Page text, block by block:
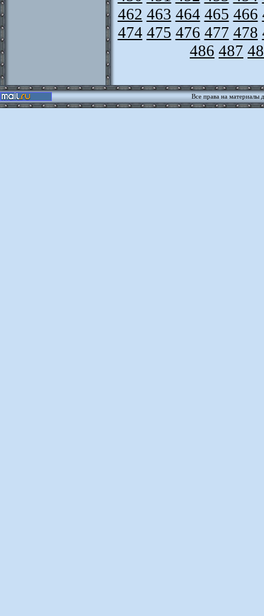
462 463 464 465 466
474 475 476 477 478
486 487
Все права на материалы